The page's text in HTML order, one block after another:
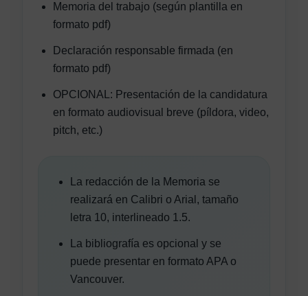
Memoria del trabajo (según plantilla en
formato pdf)
Declaración responsable firmada (en
formato pdf)
OPCIONAL: Presentación de la candidatura
en formato audiovisual breve (píldora, video,
pitch, etc.)
La redacción de la Memoria se
realizará en Calibri o Arial, tamaño
letra 10, interlineado 1.5.
La bibliografía es opcional y se
puede presentar en formato APA o
Vancouver.